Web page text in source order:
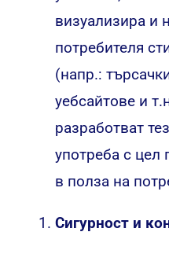
визуализира и
потребителя
(напр.:
уебсайтове и
разработват
употреба с цел
в полза на
Сигурност и